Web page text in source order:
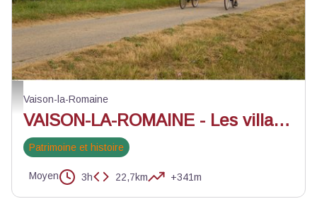
©A. Hocquel - VPA
Vaison-la-Romaine
VAISON-LA-ROMAINE - Les villages Médiévaux à vélo
Patrimoine et histoire
Moyen 3h 22,7km +341m